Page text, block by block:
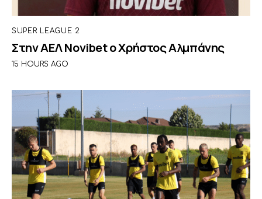
SUPER LEAGUE 2
Στην ΑΕΛ Novibet ο Χρήστος Αλμπάνης
15 HOURS AGO